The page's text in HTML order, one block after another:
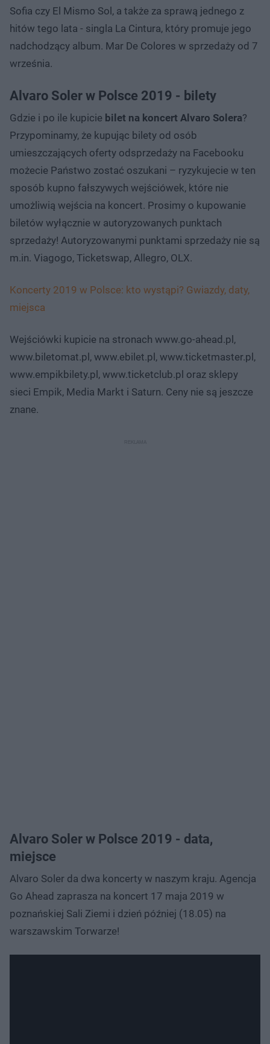
Sofia czy El Mismo Sol, a także za sprawą jednego z
hitów tego lata - singla La Cintura, który promuje jego
nadchodzący album. Mar De Colores w sprzedaży od 7
września.
Alvaro Soler w Polsce 2019 - bilety
Gdzie i po ile kupicie bilet na koncert Alvaro Solera?
Przypominamy, że kupując bilety od osób
umieszczających oferty odsprzedaży na Facebooku
możecie Państwo zostać oszukani – ryzykujecie w ten
sposób kupno fałszywych wejściówek, które nie
umożliwią wejścia na koncert. Prosimy o kupowanie
biletów wyłącznie w autoryzowanych punktach
sprzedaży! Autoryzowanymi punktami sprzedaży nie są
m.in. Viagogo, Ticketswap, Allegro, OLX.
Koncerty 2019 w Polsce: kto wystąpi? Gwiazdy, daty,
miejsca
Wejściówki kupicie na stronach www.go-ahead.pl,
www.biletomat.pl, www.ebilet.pl, www.ticketmaster.pl,
www.empikbilety.pl, www.ticketclub.pl oraz sklepy
sieci Empik, Media Markt i Saturn. Ceny nie są jeszcze
znane.
Alvaro Soler w Polsce 2019 - data,
miejsce
Alvaro Soler da dwa koncerty w naszym kraju. Agencja
Go Ahead zaprasza na koncert 17 maja 2019 w
poznańskiej Sali Ziemi i dzień później (18.05) na
warszawskim Torwarze!